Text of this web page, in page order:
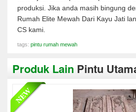
produksi. Jika anda masih bingung
Rumah Elite Mewah Dari Kayu Jati
CS kami.
tags: pintu rumah mewah
Produk Lain Pintu